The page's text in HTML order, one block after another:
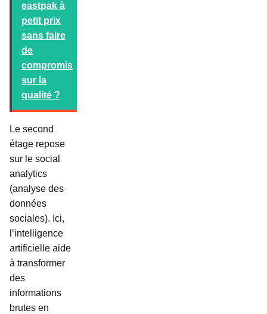
eastpak à
petit prix
sans faire
de
compromis
sur la
qualité ?
Le second
étage repose
sur le social
analytics
(analyse des
données
sociales). Ici,
l’intelligence
artificielle aide
à transformer
des
informations
brutes en